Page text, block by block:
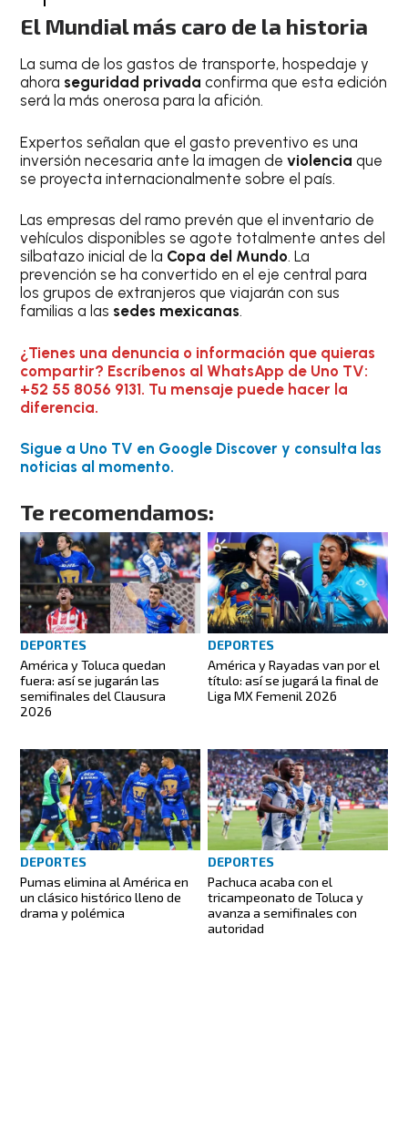
El Mundial más caro de la historia
La suma de los gastos de transporte, hospedaje y
ahora seguridad privada confirma que esta edición
será la más onerosa para la afición.
Expertos señalan que el gasto preventivo es una
inversión necesaria ante la imagen deviolencia que
se proyecta internacionalmente sobre el país.
Las empresas del ramo prevén que el inventario de
vehículos disponibles se agote totalmente antes del
silbatazo inicial de la Copa del Mundo. La
prevención se ha convertido en el eje central para
los grupos de extranjeros que viajarán con sus
familias a las sedes mexicanas.
¿Tienes una denuncia o información que quieras
compartir? Escríbenos al WhatsApp de Uno TV:
+52 55 8056 9131. Tu mensaje puede hacer la
diferencia.
Sigue a Uno TV en Google Discover y consulta las
noticias al momento.
Te recomendamos:
DEPORTES
América y Toluca quedan
fuera: así se jugarán las
semifinales del Clausura
2026
DEPORTES
América y Rayadas van por el
título: así se jugará la final de
Liga MX Femenil 2026
DEPORTES
Pumas elimina al América en
un clásico histórico lleno de
drama y polémica
DEPORTES
Pachuca acaba con el
tricampeonato de Toluca y
avanza a semifinales con
autoridad